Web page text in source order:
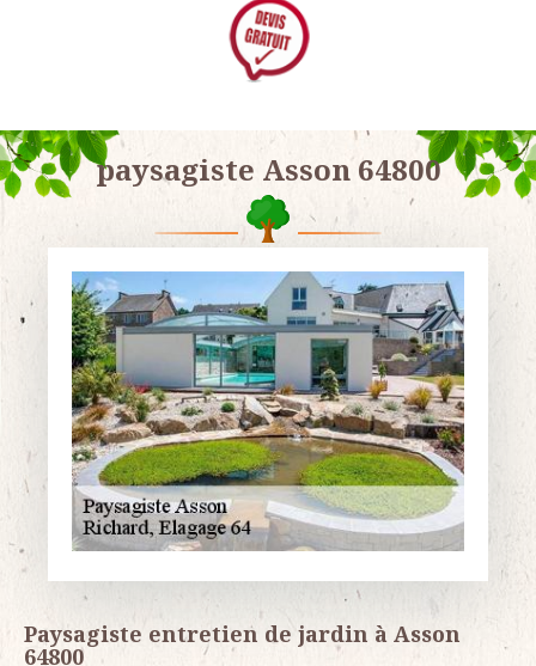
paysagiste Asson 64800
Paysagiste entretien de jardin à Asson
64800